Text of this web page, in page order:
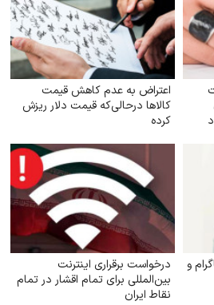
اعتراض به عدم کاهش‌ قیمت
کالاها درحالی‌که قیمت دلار ریزش
کرده
و
درخواست برقراری اینترنت
بین‌المللی برای تمام اقشار در تمام
نقاط ایران